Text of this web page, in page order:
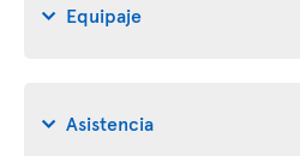
Equipaje
Asistencia